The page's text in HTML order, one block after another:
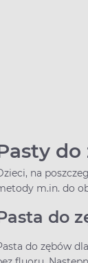
na
m.in. do
do
do zębów